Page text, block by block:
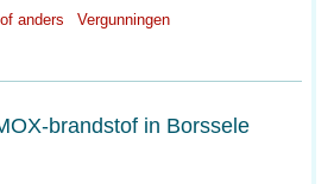
anders Vergunningen
brandstof in Borssele